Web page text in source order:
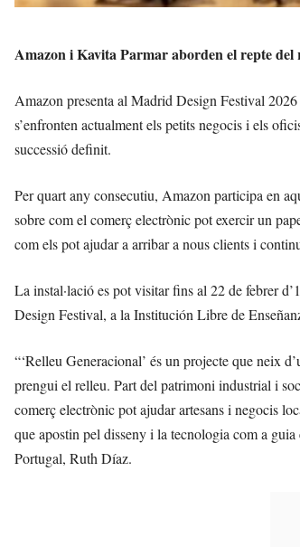
Amazon i Kavita Parmar aborden el repte del
Amazon presenta al Madrid Design Festival
s’enfronten actualment els petits negocis i els
successió definit.
Per quart any consecutiu, Amazon participa en
sobre com el comerç electrònic pot exercir un
com els pot ajudar a arribar a nous clients i
La instal·lació es pot visitar fins al 22 de febrer
Design Festival, a la Institución Libre de
“‘Relleu Generacional’ és un projecte que neix
prengui el relleu. Part del patrimoni industrial i
comerç electrònic pot ajudar artesans i negocis
que apostin pel disseny i la tecnologia com a
Portugal, Ruth Díaz.